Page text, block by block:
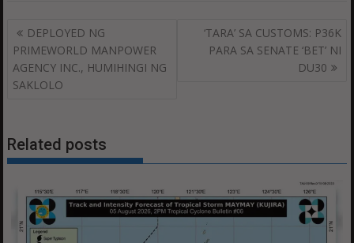
Post
navigation
DEPLOYED NG
PRIMEWORLD MANPOWER
AGENCY INC., HUMIHINGI NG
SAKLOLO
‘TARA’ SA CUSTOMS: P36K
PARA SA SENATE ‘BET’ NI
DU30
Related posts